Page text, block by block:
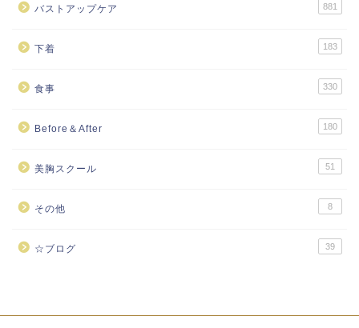
バストアップケア 881
下着 183
食事 330
Before＆After 180
美胸スクール 51
その他 8
☆ブログ 39